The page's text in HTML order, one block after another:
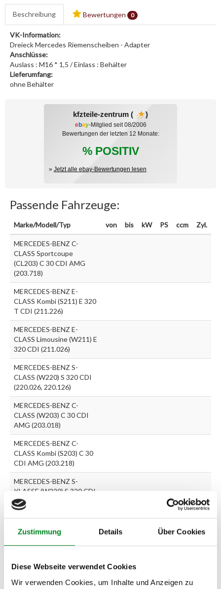
Zustimmung Details Über Cookies
Diese Webseite verwendet Cookies
Wir verwenden Cookies, um Inhalte und Anzeigen zu
Beschreibung Bewertungen 0
VK-Information:
Dreieck Mercedes Riemenscheiben - Adapter
Anschlüsse:
Auslass : M16 * 1,5 / Einlass : Behälter
Lieferumfang:
ohne Behälter
kfzteile-zentrum ( )
ebay-Mitglied seit 08/2006
Bewertungen der letzten 12 Monate:
% POSITIV
» Jetzt alle ebay-Bewertungen lesen
Passende Fahrzeuge:
Marke/Modell/Typ von bis kW PS ccm Zyl.
MERCEDES-BENZ C-
CLASS Sportcoupe
(CL203) C 30 CDI AMG
(203.718)
MERCEDES-BENZ E-
CLASS Kombi (S211) E 320
T CDI (211.226)
MERCEDES-BENZ E-
CLASS Limousine (W211) E
320 CDI (211.026)
MERCEDES-BENZ S-
CLASS (W220) S 320 CDI
(220.026, 220.126)
MERCEDES-BENZ C-
CLASS (W203) C 30 CDI
AMG (203.018)
MERCEDES-BENZ C-
CLASS Kombi (S203) C 30
CDI AMG (203.218)
MERCEDES-BENZ S-
KLASSE (W220) S 320 CDI
(220.025, 220.125)
Zur exakten Fahrzeug-Identifizierung können Sie auch unseren
Support kontaktieren (Chat, Telefon oder E-Mail).
(2.1) und zu 3 (2.2) oderFahrgestellnummer